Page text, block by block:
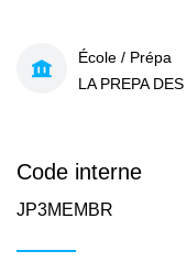
École / Prépa
LA PREPA
Code interne
JP3MEMBR